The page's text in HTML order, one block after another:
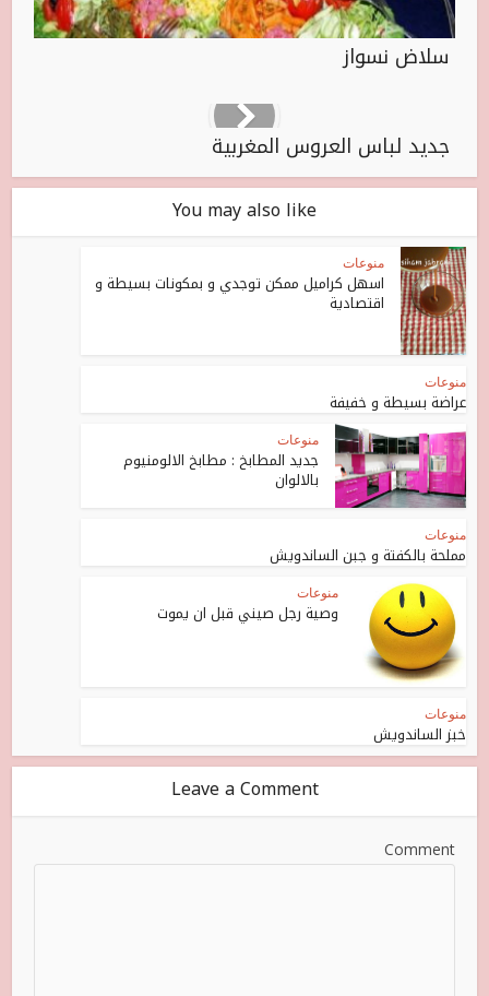
سلاض نسواز
جديد لباس العروس المغربية
You may also like
منوعات
اسهل كراميل ممكن توجدي و بمكونات بسيطة و
اقتصادية
منوعات
عراضة بسيطة و خفيفة
منوعات
جديد المطابخ : مطابخ الالومنيوم
بالالوان
منوعات
مملحة بالكفتة و جبن الساندويش
منوعات
وصية رجل صيني قبل ان يموت
منوعات
خبز الساندويش
Leave a Comment
Comment